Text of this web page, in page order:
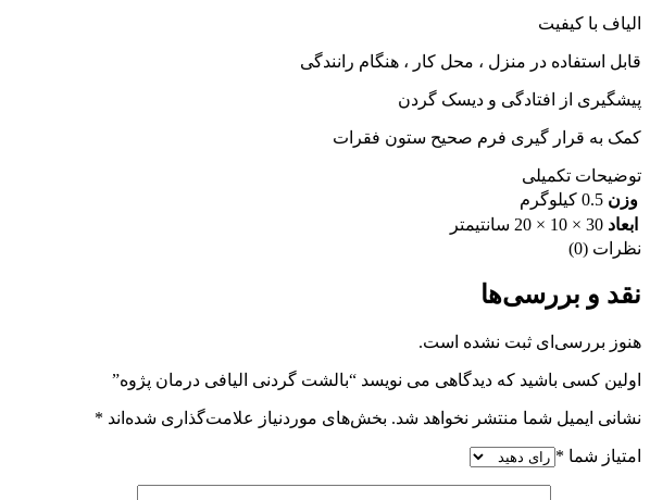
الیاف با کیفیت
قابل استفاده در منزل ، محل کار ، هنگام رانندگی
پیشگیری از افتادگی و دیسک گردن
کمک به قرار گیری فرم صحیح ستون فقرات
توضیحات تکمیلی
وزن 0.5 کیلوگرم
ابعاد 30 × 10 × 20 سانتیمتر
نظرات (0)
نقد و بررسی‌ها
هنوز بررسی‌ای ثبت نشده است.
اولین کسی باشید که دیدگاهی می نویسد “بالشت گردنی الیافی درمان پژوه”
نشانی ایمیل شما منتشر نخواهد شد. بخش‌های موردنیاز علامت‌گذاری شده‌اند *
امتیاز شما *